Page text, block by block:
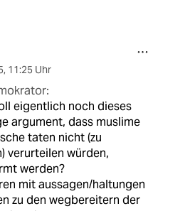
, 11:25 Uhr
eigentlich noch dieses
argument, dass muslime
taten nicht (zu
verurteilen würden,
werden?
mit aussagen/haltungen
zu den wegbereitern der